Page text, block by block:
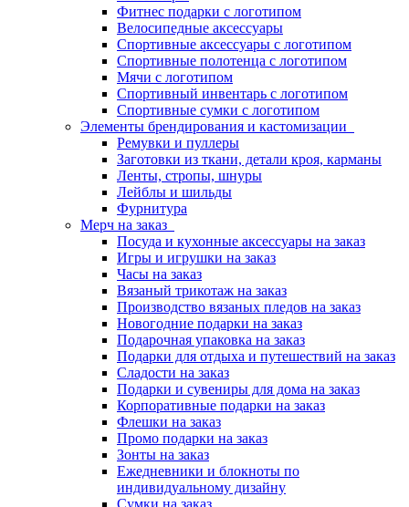
Фитнес подарки с логотипом
Велосипедные аксессуары
Спортивные аксессуары с логотипом
Спортивные полотенца с логотипом
Мячи с логотипом
Спортивный инвентарь с логотипом
Спортивные сумки с логотипом
Элементы брендирования и кастомизации
Ремувки и пуллеры
Заготовки из ткани, детали кроя, карманы
Ленты, стропы, шнуры
Лейблы и шильды
Фурнитура
Мерч на заказ
Посуда и кухонные аксессуары на заказ
Игры и игрушки на заказ
Часы на заказ
Вязаный трикотаж на заказ
Производство вязаных пледов на заказ
Новогодние подарки на заказ
Подарочная упаковка на заказ
Подарки для отдыха и путешествий на заказ
Сладости на заказ
Подарки и сувениры для дома на заказ
Корпоративные подарки на заказ
Флешки на заказ
Промо подарки на заказ
Зонты на заказ
Ежедневники и блокноты по
индивидуальному дизайну
Сумки на заказ